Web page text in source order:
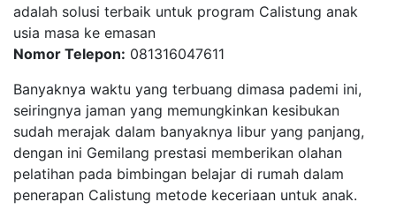
adalah solusi terbaik untuk program Calistung anak
usia masa ke emasan
Nomor Telepon: 081316047611
Banyaknya waktu yang terbuang dimasa pademi ini,
seiringnya jaman yang memungkinkan kesibukan
sudah merajak dalam banyaknya libur yang panjang,
dengan ini Gemilang prestasi memberikan olahan
pelatihan pada bimbingan belajar di rumah dalam
penerapan Calistung metode keceriaan untuk anak.